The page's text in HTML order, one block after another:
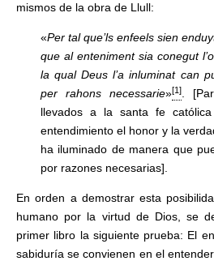
mismos de la obra de Llull:
«Per tal que’ls enfeels sien
que al enteniment sia conegut
la qual Deus l’a inluminat can
per rahons necessarie»[1].
llevados a la santa fe
entendimiento el honor y la
ha iluminado de manera que
por razones necesarias].
En orden a demostrar esta
humano por la virtud de Dios, se
primer libro la siguiente prueba: El
sabiduría se convienen en el